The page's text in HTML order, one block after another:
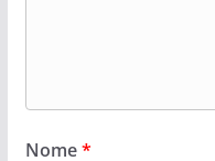
Nome*